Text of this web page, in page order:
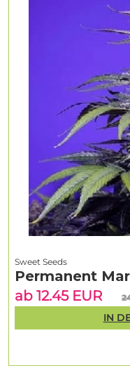
Sweet Seeds
Permanent
ab 12.45 EUR
IN